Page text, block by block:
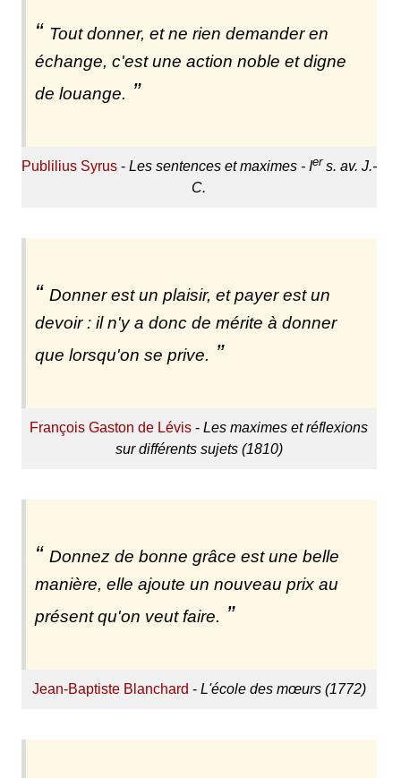
Tout donner, et ne rien demander en
échange, c'est une action noble et digne
de louange.
Publilius Syrus- Les sentences et maximes - Iers. av. J.-
C.
Donner est un plaisir, et payer est un
devoir : il n'y a donc de mérite à donner
que lorsqu'on se prive.
François Gaston de Lévis -Les maximes et réflexions
sur différents sujets (1810)
Donnez de bonne grâce est une belle
manière, elle ajoute un nouveau prix au
présent qu'on veut faire.
Jean-Baptiste Blanchard - L'école des mœurs (1772)